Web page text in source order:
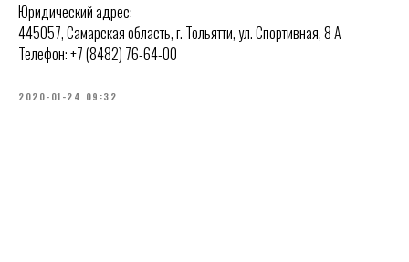
Юридический адрес:
445057, Самарская область, г. Тольятти, ул. Спортивная, 8 А
Телефон: +7 (8482) 76-64-00
2020-01-24 09:32